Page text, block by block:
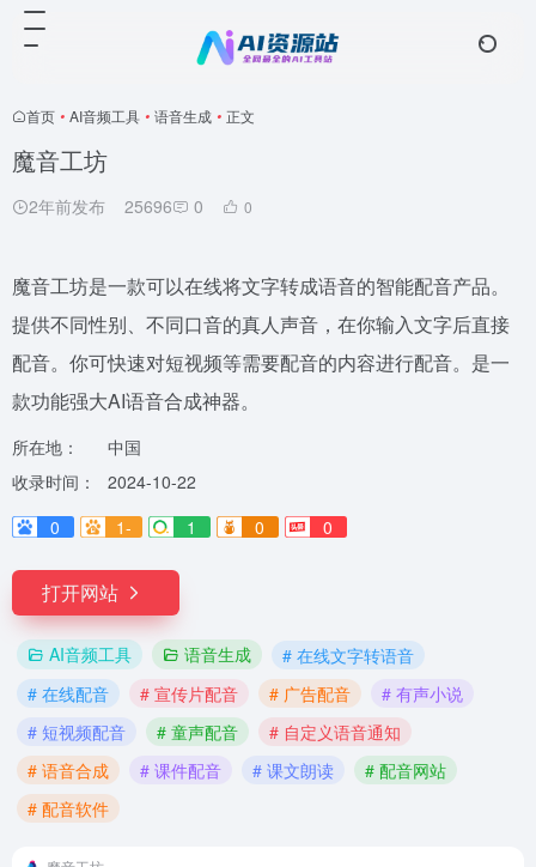
首页 • AI音频工具 • 语音生成 • 正文
魔音工坊
2年前发布 25696 0 0
魔音工坊是一款可以在线将文字转成语音的智能配音产品。
提供不同性别、不同口音的真人声音，在你输入文字后直接
配音。你可快速对短视频等需要配音的内容进行配音。是一
款功能强大AI语音合成神器。
所在地：
中国
收录时间：
2024-10-22
0
1- 1 0 0
打开网站
AI音频工具 语音生成
# 在线文字转语音
# 在线配音
# 宣传片配音 # 广告配音
# 有声小说
# 短视频配音
# 童声配音
# 自定义语音通知
# 语音合成
# 课件配音 # 课文朗读
# 配音网站
# 配音软件